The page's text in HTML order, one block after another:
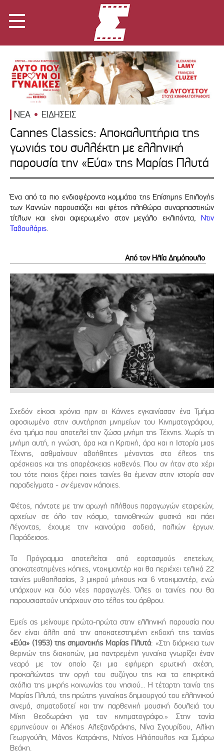
ΝΕΑ ΕΙΔΗΣΕΙΣ
Cannes Classics: Αποκαλυπτήρια της
γωνιάς του συλλέκτη με ελληνική
παρουσία την «Εύα» της Μαρίας Πλυτά
Ένα από τα πιο ενδιαφέροντα κομμάτια της Επίσημης Επιλογής
των Καννών παρουσιάζει και φέτος πληθώρα συναρπαστικών
τίτλων και είναι αφιερωμένο στον μεγάλο εκλιπόντα, Ντιν
Ταβουλάρις.
Από τον Ηλία Δημόπουλο
Σχεδόν είκοσι χρόνια πριν οι Κάννες εγκαινίασαν ένα Τμήμα
αφοσιωμένο στην συντήρηση μνημείων του Κινηματογράφου,
ένα τμήμα που αποτελεί την ζώσα μνήμη της Τέχνης. Χωρίς τη
μνήμη αυτή, η γνώση, άρα και η Κριτική, άρα και η Ιστορία μιας
Τέχνης, ασθμαίνουν αβοήθητες μένοντας στο έλεος της
αρέσκειας και της απαρέσκειας καθενός. Που αν ήταν στο χέρι
του τότε ποιος ξέρει ποιες ταινίες θα έμεναν στην ιστορία σαν
παραδείγματα - ανέμεναν κάποιες.
Φέτος, πάντοτε με την αρωγή πλήθους παραγωγών εταιρειών,
αρχείων σε όλο τον κόσμο, ταινιοθηκών φυσικά και πάει
λέγοντας, έχουμε την καινούρια σοδειά, παλιών έργων.
Παράδεισος.
Το Πρόγραμμα αποτελείται από εορτασμούς επετείων,
αποκατεστημένες κόπιες, ντοκιμαντέρ και θα περιέχει τελικά 22
ταινίες μυθοπλασίας, 3 μικρού μήκους και 6 ντοκιμαντέρ, ενώ
υπάρχουν και δύο νέες παραγωγές. Όλες οι ταινίες που θα
παρουσιαστούν υπάρχουν στο τέλος του άρθρου.
Εμείς ας μείνουμε πρώτα-πρώτα στην ελληνική παρουσία που
δεν είναι άλλη από την αποκατεστημένη εκδοχή της ταινίας
«Εύα» (1953) της σημαντικής Μαρίας Πλυτά: «Στη διάρκεια των
θερινών της διακοπών, μια παντρεμένη γυναίκα γνωρίζει έναν
νεαρό με τον οποίο ζει μια εφήμερη ερωτική σχέση,
προκαλώντας την οργή του συζύγου της και τα επικριτικά
σχόλια της μικρής κοινωνίας του νησιού... Η τέταρτη ταινία της
Μαρίας Πλυτά, της πρώτης γυναίκας δημιουργού του ελληνικού
σινεμά, σηματοδοτεί και την παρθενική μουσική δουλειά του
Μίκη Θεοδωράκη για τον κινηματογράφο.» Στην τανία
ερμηνεύουν οι Αλέκος Αλεξανδράκης, Νίνα Σγουρίδου, Αλίκη
Γεωργούλη, Μάνος Κατράκης, Ντίνος Ηλιόπουλος και Σμάρω
Βεάκη.